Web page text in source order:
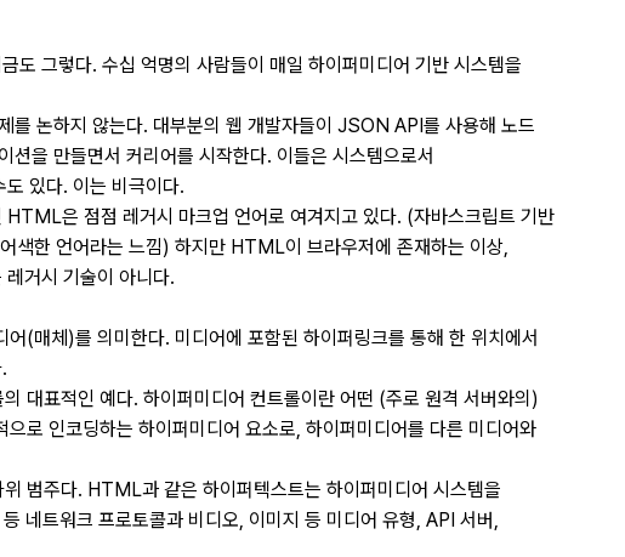
소원』
도 그렇다. 수십 억명의 사람들이 매일 하이퍼미디어 기반 시스템을
를 논하지 않는다. 대부분의 웹 개발자들이 JSON API를 사용해 노드
션을 만들면서 커리어를 시작한다. 이들은 시스템으로서
있다. 이는 비극이다.
은 점점 레거시 마크업 언어로 여겨지고 있다. (자바스크립트 기반
색한 언어라는 느낌) 하지만 HTML이 브라우저에 존재하는 이상,
거시 기술이 아니다.
(매체)를 의미한다. 미디어에 포함된 하이퍼링크를 통해 한 위치에서
대표적인 예다. 하이퍼미디어 컨트롤이란 어떤 (주로 원격 서버와의)
로 인코딩하는 하이퍼미디어 요소로, 하이퍼미디어를 다른 미디어와
범주다. HTML과 같은 하이퍼텍스트는 하이퍼미디어 시스템을
네트워크 프로토콜과 비디오, 이미지 등 미디어 유형, API 서버,